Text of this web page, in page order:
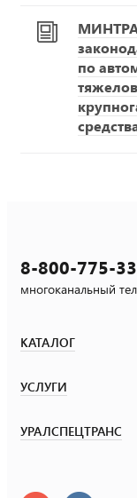
по
8-800-775-
многоканальный
КАТАЛОГ
УСЛУГИ
УРАЛСПЕЦТРАНС